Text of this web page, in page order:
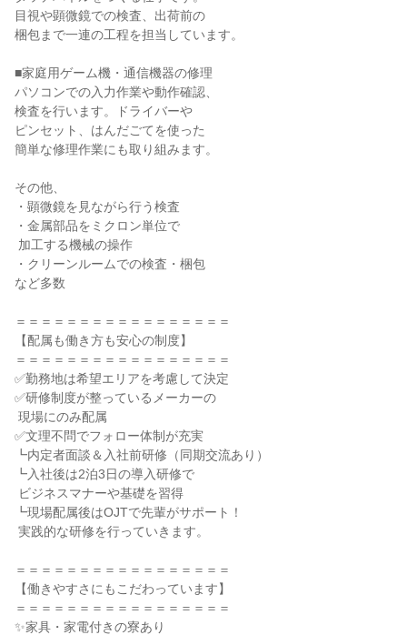
目視や顕微鏡での検査、出荷前の
梱包まで一連の工程を担当しています。
■家庭用ゲーム機・通信機器の修理
パソコンでの入力作業や動作確認、
検査を行います。ドライバーや
ピンセット、はんだごてを使った
簡単な修理作業にも取り組みます。
その他、
・顕微鏡を見ながら行う検査
・金属部品をミクロン単位で
・クリーンルームでの検査・梱包
など多数
＝＝＝＝＝＝＝＝＝＝＝＝＝＝＝＝＝
【配属も働き方も安心の制度】
＝＝＝＝＝＝＝＝＝＝＝＝＝＝＝＝＝
✅勤務地は希望エリアを考慮して決定
✅研修制度が整っているメーカーの
✅文理不問でフォロー体制が充実
┗内定者面談＆入社前研修（同期交流あり）
┗入社後は2泊3日の導入研修で
┗現場配属後はOJTで先輩がサポート！
＝＝＝＝＝＝＝＝＝＝＝＝＝＝＝＝＝
【働きやすさにもこだわっています】
＝＝＝＝＝＝＝＝＝＝＝＝＝＝＝＝＝
✨家具・家電付きの寮あり